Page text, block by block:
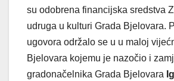
su odobrena financijska sredstva
udruga u kulturi Grada Bjelovara.
ugovora održalo se u u maloj
Bjelovara kojemu je nazočio i
gradonačelnika Grada Bjelovara